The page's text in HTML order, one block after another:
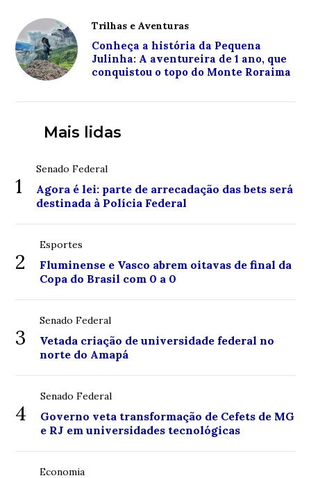
Trilhas e Aventuras
Conheça a história da Pequena
Julinha: A aventureira de 1 ano, que
conquistou o topo do Monte Roraima
Mais lidas
1
Senado Federal
Agora é lei: parte de arrecadação das bets será
destinada à Polícia Federal
2
Esportes
Fluminense e Vasco abrem oitavas de final da
Copa do Brasil com 0 a 0
3
Senado Federal
Vetada criação de universidade federal no
norte do Amapá
4
Senado Federal
Governo veta transformação de Cefets de MG
e RJ em universidades tecnológicas
Economia